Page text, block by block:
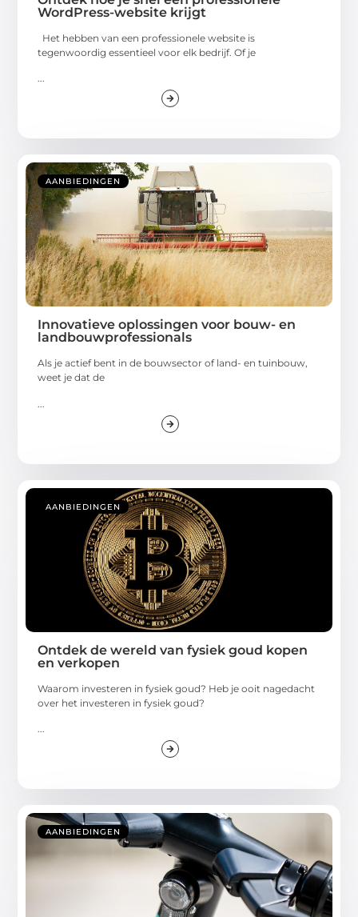
WordPress-website krijgt
Het hebben van een professionele website is
tegenwoordig essentieel voor elk bedrijf. Of je
...
AANBIEDINGEN
Innovatieve oplossingen voor bouw- en
landbouwprofessionals
Als je actief bent in de bouwsector of land- en tuinbouw,
weet je dat de
AANBIEDINGEN
Ontdek de wereld van fysiek goud kopen
en verkopen
Waarom investeren in fysiek goud? Heb je ooit nagedacht
over het investeren in fysiek goud?
...
AANBIEDINGEN